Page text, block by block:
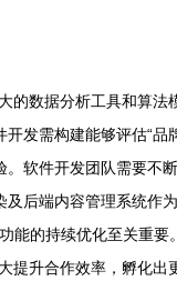
的数据分析工具和算
发需构建能够评估“品
。软件开发团队需要
后端内容管理系统作为
能的持续优化至关重
升合作效率，孵化出